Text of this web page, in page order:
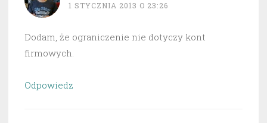
1 STYCZNIA 2013 O 23:26
Dodam, że ograniczenie nie dotyczy kont
firmowych.
Odpowiedz